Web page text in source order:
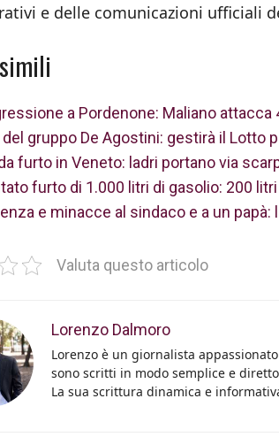
e delle comunicazioni ufficiali
a Pordenone: Maliano
del gruppo De Agostini: gestirà il Lotto
furto in Veneto: ladri portano via
furto di 1.000 litri di gasolio: 200
e minacce al sindaco e a un
Valuta questo articolo
Lorenzo Dalmoro
Lorenzo è un giornalista
sono scritti in modo semplice e
La sua scrittura dinamica e